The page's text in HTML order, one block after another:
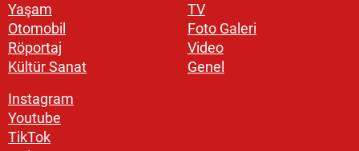
Yaşam
Otomobil
Röportaj
Kültür Sanat
TV
Foto Galeri
Video
Genel
Instagram
Youtube
TikTok